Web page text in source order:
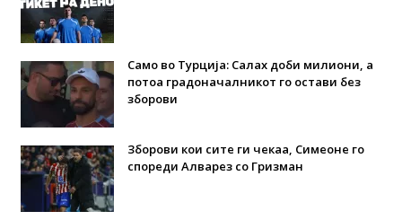
Само во Турција: Салах доби милиони, а
потоа градоначалникот го остави без
зборови
Зборови кои сите ги чекаа, Симеоне го
спореди Алварез со Гризман